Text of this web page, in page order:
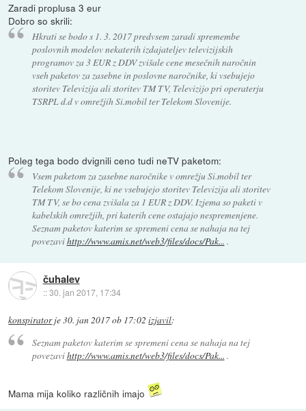
Zaradi proplusa 3 eur
Dobro so skrili:
Hkrati se bodo s 1. 3. 2017 predvsem zaradi spremembe
poslovnih modelov nekaterih izdajateljev televizijskih
programov za 3 EUR z DDV zvišale cene mesečnih naročnin
vseh paketov za zasebne in poslovne naročnike, ki vsebujejo
storitev Televizija ali storitev TM TV, Televizijo pri operaterju
TSRPL d.d v omrežjih Si.mobil ter Telekom Slovenije.
Poleg tega bodo dvignili ceno tudi neTV paketom:
Vsem paketom za zasebne naročnike v omrežju Si.mobil ter
Telekom Slovenije, ki ne vsebujejo storitev Televizija ali storitev
TM TV, se bo cena zvišala za 1 EUR z DDV. Izjema so paketi v
kabelskih omrežjih, pri katerih cene ostajajo nespremenjene.
Seznam paketov katerim se spremeni cena se nahaja na tej
povezavihttp://www.amis.net/web3/files/docs/Pak... .
čuhalev
::30. jan 2017, 17:34
konspiratorje30. jan 2017 ob 17:02 izjavil:
Seznam paketov katerim se spremeni cena se nahaja na tej
povezavihttp://www.amis.net/web3/files/docs/Pak... .
Mama mija koliko različnih imajo